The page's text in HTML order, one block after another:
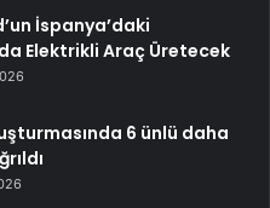
İspanya’daki
Elektrikli Araç Üretecek
6 ünlü daha